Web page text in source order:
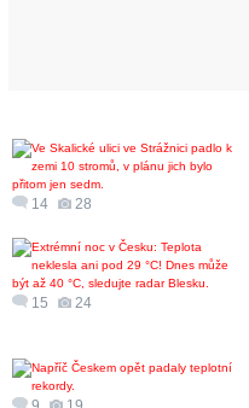
14 28
15 24